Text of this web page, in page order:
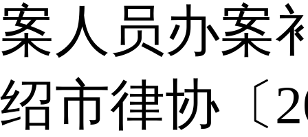
案人员办案
绍市律协〔